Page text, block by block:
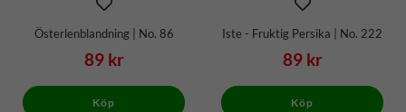
Österlenblandning | No. 86
89 kr
Köp
Iste - Fruktig Persika | No. 222
89 kr
Köp